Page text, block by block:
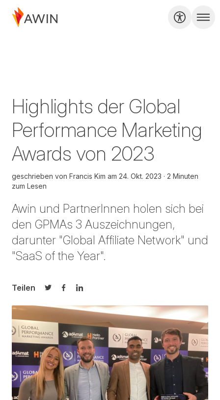
Highlights der Global
Performance Marketing
Awards von 2023
geschrieben von Francis Kim am 24. Okt. 2023
2 Minuten
zum Lesen
Awin und PartnerInnen holen sich bei
den GPMAs 3 Auszeichnungen,
darunter "Global Affiliate Network" und
"SaaS of the Year".
Teilen
Auf Twitter teilen
Auf Facebook teilen
Auf LinkedIn teilen